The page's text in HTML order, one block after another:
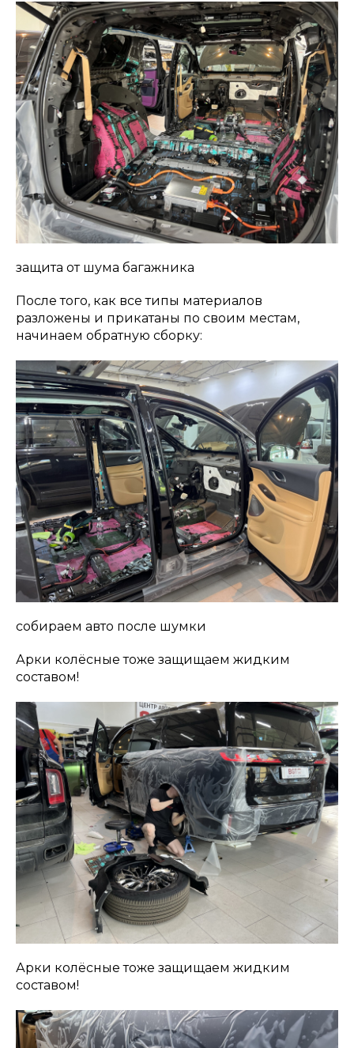
защита от шума багажника
После того, как все типы материалов
разложены и прикатаны по своим местам,
начинаем обратную сборку:
собираем авто после шумки
Арки колёсные тоже защищаем жидким
составом!
Арки колёсные тоже защищаем жидким
составом!